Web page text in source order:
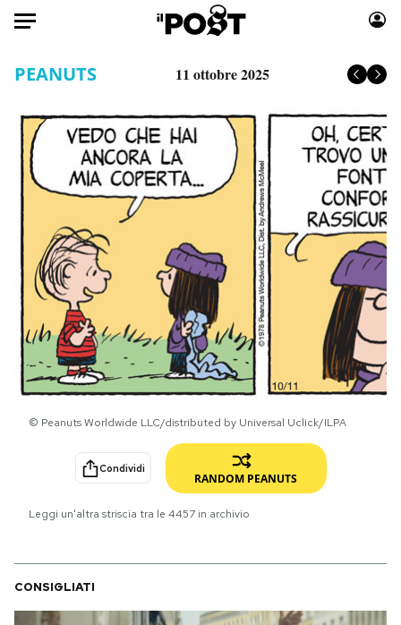
Italia
Mondo
Politica
Tecnologia
Internet
Scienza
Cultura
Economia
Sport
Moda
Libri
Consumismi
Storie/Idee
Ok Boomer!
Media
Europa
Altrecose
Mondiali calcio 2026
SHOP
PEANUTS 11 ottobre 2025
© Peanuts Worldwide LLC/distributed by Universal Uclick/ILPA
Condividi
RANDOM PEANUTS
Leggi un'altra striscia tra le 4457 in archivio
CONSIGLIATI